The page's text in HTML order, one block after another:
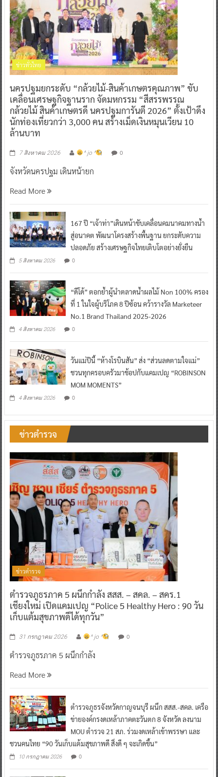
ข่าวทั่วไทย
นครปฐมยกระดับ “กล้วยไม้-สินค้าเกษตรคุณภาพ” ขับ
เคลื่อนเศรษฐกิจฐานราก จัดมหกรรม “สีสรรพรรณ
กล้วยไม้ สินค้าเกษตรดี นครปฐมการันตี 2026” ตั้งเป้าดึง
นักท่องเที่ยวกว่า 3,000 คน สร้างเม็ดเงินหมุนเวียน 10
ล้านบาท
7 สิงหาคม 2026 ^ jo ^ 0
จังหวัดนครปฐม เดินหน้ายก
Read More
167 ปี “เจ้าท่า”เดินหน้าขับเคลื่อนคมนาคมทางน้ำ
สู่อนาคต พัฒนาโครงสร้างพื้นฐาน ยกระดับความ
ปลอดภัย สร้างเศรษฐกิจไทยเติบโตอย่างยั่งยืน
5 สิงหาคม 2026 0
“ดีโด้” ตอกย้ำผู้นำตลาดน้ำผลไม้ Non 100% ครอง
ที่ 1 ในใจผู้บริโภค 8 ปีซ้อน คว้ารางวัล Marketeer
No.1 Brand Thailand 2025-2026
4 สิงหาคม 2026 0
วันแม่ปีนี้ “ห้างโรบินสัน” ส่ง “ส่วนลดตามใจแม่”
ชวนทุกครอบครัวมาช้อปกับแคมเปญ “ROBINSON
MOM MOMENTS”
4 สิงหาคม 2026 0
ข่าวตำรวจ
ข่าวตำรวจ
ตำรวจภูธรภาค 5 ผนึกกำลัง สสส. – สคล. – สคร.1
เชียงใหม่ เปิดแคมเปญ “Police 5 Healthy Hero : 90 วัน
เก็บแต้มสุขภาพดีได้ทุกวัน”
31 กรกฎาคม 2026 ^ jo ^ 0
ตำรวจภูธรภาค 5 ผนึกกำลัง
Read More
ตำรวจภูธรจังหวัดกาญจนบุรี ผนึก สสส.-สคล. เครือ
ข่ายองค์กรงดเหล้าภาคตะวันตก 8 จังหวัด ลงนาม
MOU ตำรวจ 21 สภ. ร่วมงดเหล้าเข้าพรรษา และ
ชวนคนไทย “90 วันเก็บแต้มสุขภาพดี สิ่งดี ๆ จะเกิดขึ้น”
10 กรกฎาคม 2026 0